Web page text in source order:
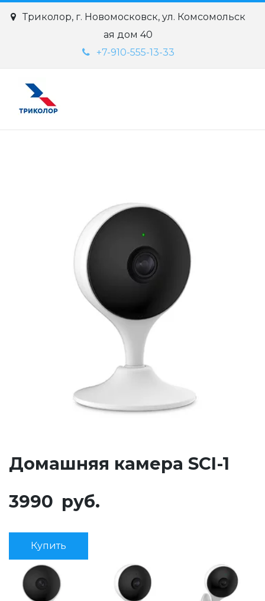
Триколор, г. Новомосковск, ул. Комсомольск
ая дом 40
+7-910-555-13-33
Домашняя камера SCI-1
3990 руб.
Купить